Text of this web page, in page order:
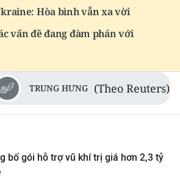
Công nghệ
Hòa bình vẫn xa vời
vấn đề đang đàm phán với
TRUNG HƯNG (Theo Reuters)
bố gói hỗ trợ vũ khí trị giá hơn 2,3 tỷ